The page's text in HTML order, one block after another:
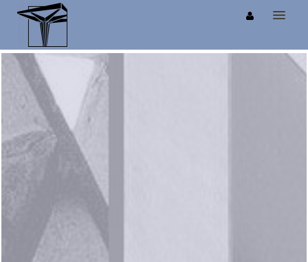
BIENVENIDO
EXPERIENCIAS
CONTACTO
USUARIOS S+T